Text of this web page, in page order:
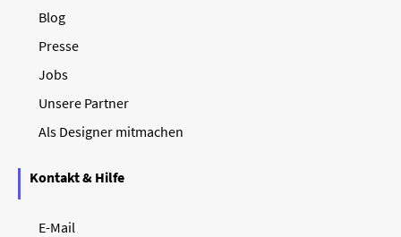
Blog
Presse
Jobs
Unsere Partner
Als Designer mitmachen
Kontakt & Hilfe
E-Mail